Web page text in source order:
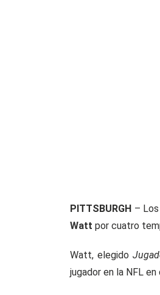
PITTSBURGH – Los
Watt por cuatro
Watt, elegido
jugador en la NFL